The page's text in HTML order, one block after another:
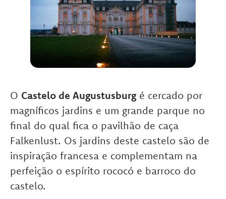
O Castelo de Augustusburg é cercado por
magníficos jardins e um grande parque no
final do qual fica o pavilhão de caça
Falkenlust. Os jardins deste castelo são de
inspiração francesa e complementam na
perfeição o espírito rococó e barroco do
castelo.